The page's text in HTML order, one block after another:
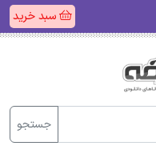
سبد خرید
جستجو